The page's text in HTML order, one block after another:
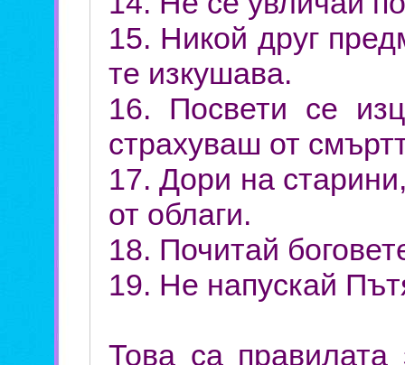
15. Никой друг
те изкушава.
16. Посвети се
страхуваш от
17. Дори на
от облаги.
18. Почитай
19. Не напускай
Това са правилата